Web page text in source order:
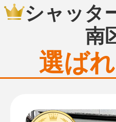
シャッタ
南
選ば